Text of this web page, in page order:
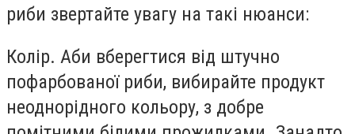
риби звертайте увагу на такі нюанси:
Колір. Аби вберегтися від штучно
пофарбованої риби, вибирайте продукт
неоднорідного кольору, з добре